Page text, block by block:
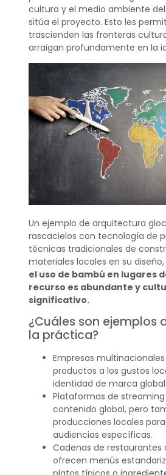
cultura y el medio ambiente
sitúa el proyecto. Esto les
trascienden las fronteras
arraigan profundamente en la
Un ejemplo de arquitectura
rascacielos con tecnología de
técnicas tradicionales de
materiales locales en su
el uso de bambú en lugares
recurso es abundante y
significativo.
¿Cuáles son ejemplos
la práctica?
Empresas
productos a los gustos
identidad de marca global.
Plataformas de
contenido global, pero
producciones locales
audiencias específicas.
Cadenas de restaurantes
ofrecen menús